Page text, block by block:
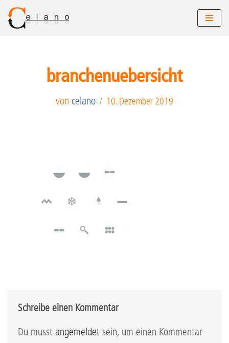
Zum
branchenuebersicht
von celano 10. Dezember 2019
Schreibe einen Kommentar
Du musst angemeldet sein, um einen Kommentar